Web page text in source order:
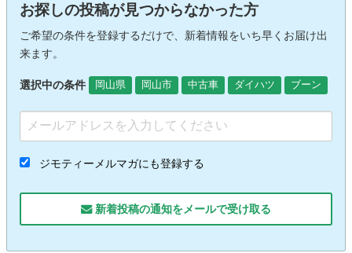
お探しの投稿が見つからなかった方
ご希望の条件を登録するだけで、新着情報をいち早くお届け出
来ます。
選択中の条件 岡山県 岡山市 中古車 ダイハツ ブーン
ジモティーメルマガにも登録する
新着投稿の通知をメールで受け取る